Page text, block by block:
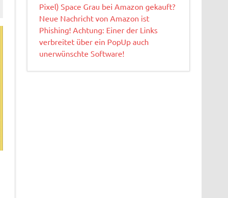
Pixel) Space Grau bei Amazon gekauft?
Neue Nachricht von Amazon ist
Phishing! Achtung: Einer der Links
verbreitet über ein PopUp auch
unerwünschte Software!